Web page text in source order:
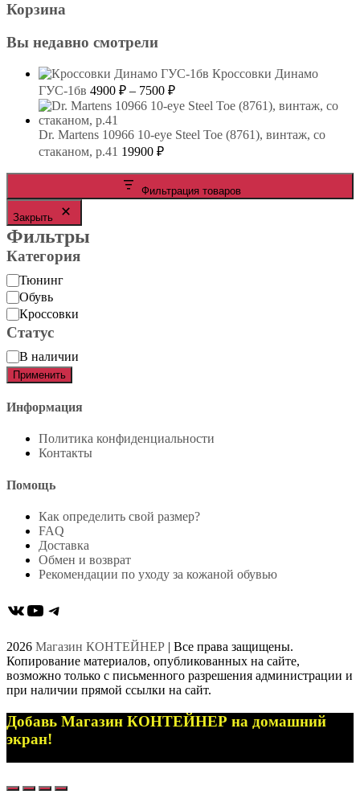
Корзина
Вы недавно смотрели
Кроссовки Динамо
ГУС-1бв 4900 ₽ – 7500 ₽Диапазон
цен:
–
Dr. Martens 10966 10-eye Steel Toe (8761), винтаж, со
стаканом, р.41 19900 ₽
Фильтрация товаров
Закрыть
Фильтры
Категория
Категория
Тюнинг
Обувь
Кроссовки
Статус
Статус
В наличии
Применить
Информация
Политика конфиденциальности
Контакты
Помощь
Как определить свой размер?
FAQ
Доставка
Обмен и возврат
Рекомендации по уходу за кожаной обувью
ВКонтакте
YouTube
Telegram
2026 Магазин КОНТЕЙНЕР | Все права защищены.
Копирование материалов, опубликованных на сайте,
возможно только с письменного разрешения администрации и
при наличии прямой ссылки на сайт.
Добавь Магазин КОНТЕЙНЕР на домашний
экран!